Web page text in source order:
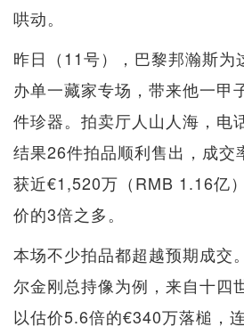
哄动。
昨日（11号），巴黎邦瀚斯为
办单一藏家专场，带来他一甲
件珍器。拍卖厅人山人海，电
结果26件拍品顺利售出，成交
获近€1,520万（RMB 1.16亿
价的3倍之多。
本场不少拍品都超越预期成交
尔金刚总持像为例，来自十四
以估价5.6倍的€340万落槌，